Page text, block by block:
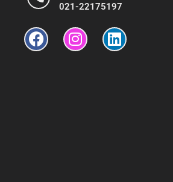
021-22175197